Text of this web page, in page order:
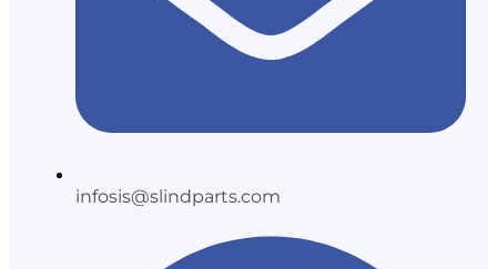
infosis@slindparts.com